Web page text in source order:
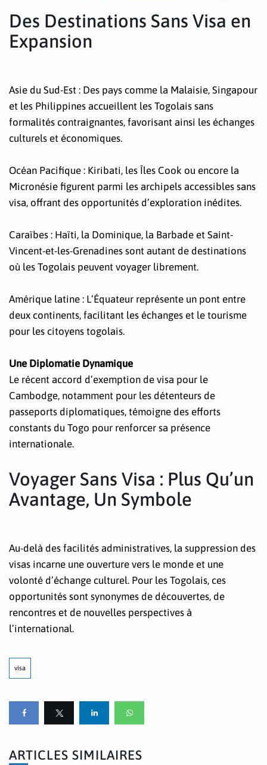
Des Destinations Sans Visa en
Expansion
Asie du Sud-Est : Des pays comme la Malaisie, Singapour
et les Philippines accueillent les Togolais sans
formalités contraignantes, favorisant ainsi les échanges
culturels et économiques.
Océan Pacifique : Kiribati, les Îles Cook ou encore la
Micronésie figurent parmi les archipels accessibles sans
visa, offrant des opportunités d’exploration inédites.
Caraïbes : Haïti, la Dominique, la Barbade et Saint-
Vincent-et-les-Grenadines sont autant de destinations
où les Togolais peuvent voyager librement.
Amérique latine : L’Équateur représente un pont entre
deux continents, facilitant les échanges et le tourisme
pour les citoyens togolais.
Une Diplomatie Dynamique
Le récent accord d’exemption de visa pour le
Cambodge, notamment pour les détenteurs de
passeports diplomatiques, témoigne des efforts
constants du Togo pour renforcer sa présence
internationale.
Voyager Sans Visa : Plus Qu’un
Avantage, Un Symbole
Au-delà des facilités administratives, la suppression des
visas incarne une ouverture vers le monde et une
volonté d’échange culturel. Pour les Togolais, ces
opportunités sont synonymes de découvertes, de
rencontres et de nouvelles perspectives à
l’international.
visa
ARTICLES SIMILAIRES